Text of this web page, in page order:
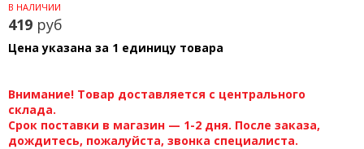
В НАЛИЧИИ
419 руб
Цена указана за 1 единицу товара
Внимание! Товар доставляется с центрального
склада.
Срок поставки в магазин — 1-2 дня. После заказа,
дождитесь, пожалуйста, звонка специалиста.